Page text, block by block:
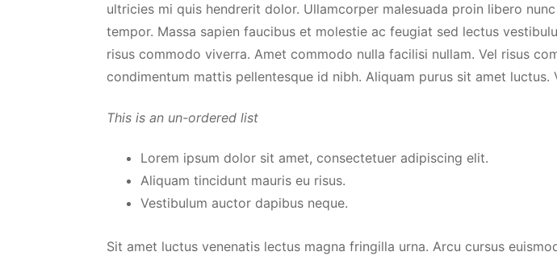
ultricies mi quis hendrerit dolor. Ullamcorper malesuada proin libero
tempor. Massa sapien faucibus et molestie ac feugiat sed lectus
risus commodo viverra. Amet commodo nulla facilisi nullam. Vel risus
condimentum mattis pellentesque id nibh. Aliquam purus sit amet luctus.
This is an un-ordered list
Lorem ipsum dolor sit amet, consectetuer adipiscing elit.
Aliquam tincidunt mauris eu risus.
Vestibulum auctor dapibus neque.
Sit amet luctus venenatis lectus magna fringilla urna. Arcu cursus